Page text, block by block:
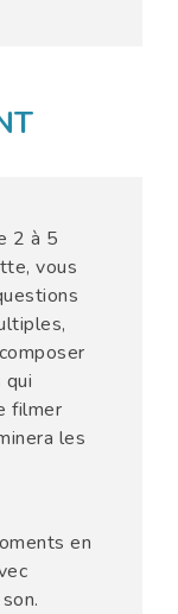
2 à 5
vous
filmer
les
en